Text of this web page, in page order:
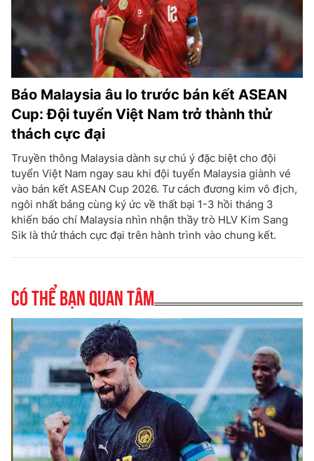
Báo Malaysia âu lo trước bán kết ASEAN
Cup: Đội tuyển Việt Nam trở thành thử
thách cực đại
Truyền thông Malaysia dành sự chú ý đặc biệt cho đội
tuyển Việt Nam ngay sau khi đội tuyển Malaysia giành vé
vào bán kết ASEAN Cup 2026. Tư cách đương kim vô địch,
ngôi nhất bảng cùng ký ức về thất bại 1-3 hồi tháng 3
khiến báo chí Malaysia nhìn nhận thầy trò HLV Kim Sang
Sik là thử thách cực đại trên hành trình vào chung kết.
Có thể bạn quan tâm